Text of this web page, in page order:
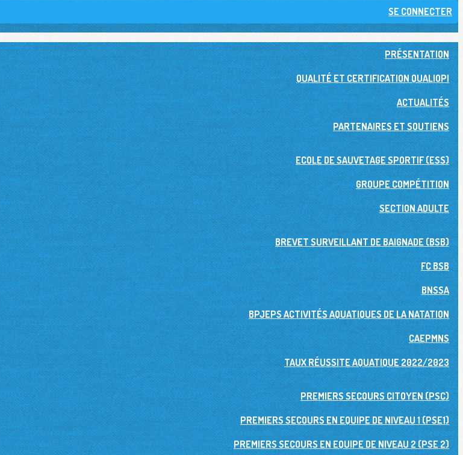
SE CONNECTER
PRÉSENTATION
QUALITÉ ET CERTIFICATION QUALIOPI
ACTUALITÉS
PARTENAIRES ET SOUTIENS
ECOLE DE SAUVETAGE SPORTIF (ESS)
GROUPE COMPÉTITION
SECTION ADULTE
BREVET SURVEILLANT DE BAIGNADE (BSB)
FC BSB
BNSSA
BPJEPS ACTIVITÉS AQUATIQUES DE LA NATATION
CAEPMNS
TAUX RÉUSSITE AQUATIQUE 2022/2023
PREMIERS SECOURS CITOYEN (PSC)
PREMIERS SECOURS EN EQUIPE DE NIVEAU 1 (PSE1)
PREMIERS SECOURS EN EQUIPE DE NIVEAU 2 (PSE 2)